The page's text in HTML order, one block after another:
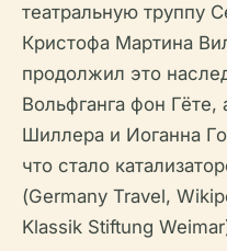
театральную труппу
Кристофа Мартина
продолжил это
Вольфганга фон
Шиллера и Иоганна
что стало
(Germany Travel,
Klassik Stiftung